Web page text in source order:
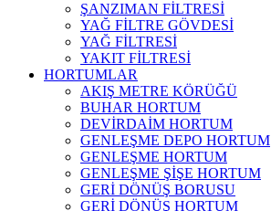
ŞANZIMAN FİLTRESİ
YAĞ FİLTRE GÖVDESİ
YAĞ FİLTRESİ
YAKIT FİLTRESİ
HORTUMLAR
AKIŞ METRE KÖRÜĞÜ
BUHAR HORTUM
DEVİRDAİM HORTUM
GENLEŞME DEPO HORTUM
GENLEŞME HORTUM
GENLEŞME ŞİŞE HORTUM
GERİ DÖNÜŞ BORUSU
GERİ DÖNÜŞ HORTUM